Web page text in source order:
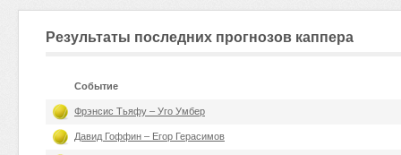
Результаты последних прогнозов каппера
Событие
Фрэнсис Тьяфу – Уго Умбер
Давид Гоффин – Егор Герасимов